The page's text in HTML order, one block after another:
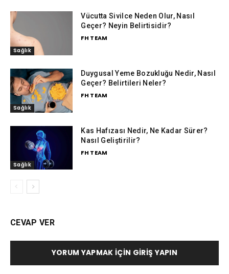
Sağlık
Vücutta Sivilce Neden Olur, Nasıl
Geçer? Neyin Belirtisidir?
FH TEAM
Sağlık
Duygusal Yeme Bozukluğu Nedir, Nasıl
Geçer? Belirtileri Neler?
FH TEAM
Sağlık
Kas Hafızası Nedir, Ne Kadar Sürer?
Nasıl Geliştirilir?
FH TEAM
CEVAP VER
YORUM YAPMAK İÇIN GIRIŞ YAPIN